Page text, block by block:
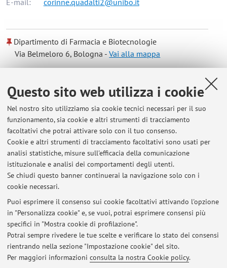
Questo sito web utilizza i cookie
Nel nostro sito utilizziamo sia cookie tecnici necessari per il suo
funzionamento, sia cookie e altri strumenti di tracciamento
facoltativi che potrai attivare solo con il tuo consenso.
Cookie e altri strumenti di tracciamento facoltativi sono usati per
analisi statistiche, misure sull'efficacia della comunicazione
istituzionale e analisi dei comportamenti degli utenti.
Se chiudi questo banner continuerai la navigazione solo con i
cookie necessari.
Puoi esprimere il consenso sui cookie facoltativi attivando l'opzione
in "Personalizza cookie" e, se vuoi, potrai esprimere consensi più
specifici in "Mostra cookie di profilazione".
Potrai sempre rivedere le tue scelte e verificare lo stato dei consensi
rientrando nella sezione "Impostazione cookie" del sito.
Per maggiori informazioni consulta la nostra Cookie policy.
E-mail: corinne.quadalti2@unibo.it
Dipartimento di Farmacia e Biotecnologie
Via Belmeloro 6, Bologna -Vai alla mappa
Risorse in rete
ORCID
Orario di ricevimento
Tutti i giorni, previo appuntamento.
Ultimi avvisi
Al momento non sono presenti avvisi.